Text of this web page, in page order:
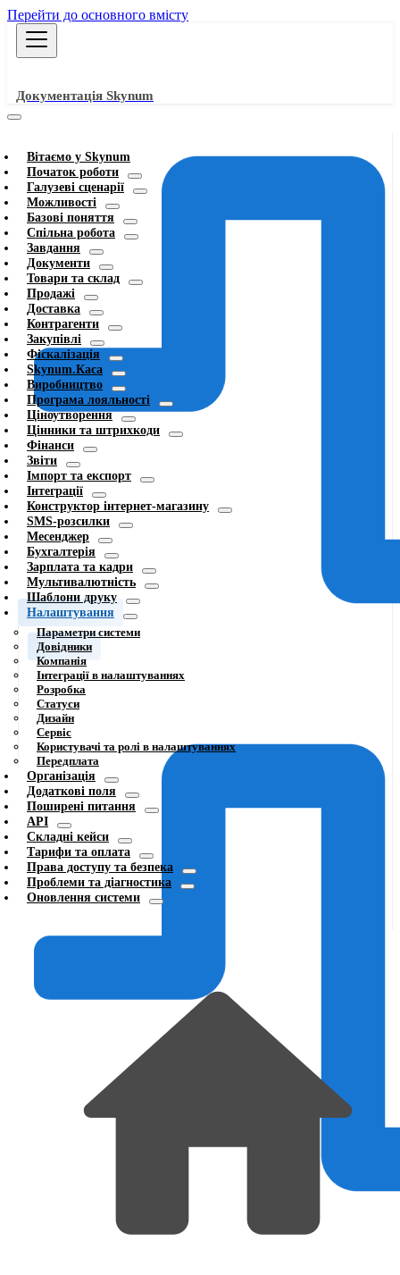
Перейти до основного вмісту
Документація Skynum
Вітаємо у Skynum
Початок роботи
Галузеві сценарії
Можливості
Базові поняття
Спільна робота
Завдання
Документи
Товари та склад
Продажі
Доставка
Контрагенти
Закупівлі
Фіскалізація
Skynum.Каса
Виробництво
Програма лояльності
Ціноутворення
Цінники та штрихкоди
Фінанси
Звіти
Імпорт та експорт
Інтеграції
Конструктор інтернет-магазину
SMS-розсилки
Месенджер
Бухгалтерія
Зарплата та кадри
Мультивалютність
Шаблони друку
Налаштування
Параметри системи
Довідники
Компанія
Інтеграції в налаштуваннях
Розробка
Статуси
Дизайн
Сервіс
Користувачі та ролі в налаштуваннях
Передплата
Організація
Додаткові поля
Поширені питання
API
Складні кейси
Тарифи та оплата
Права доступу та безпека
Проблеми та діагностика
Оновлення системи